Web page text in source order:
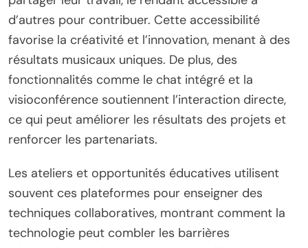
d’expérience en temps réel. Ces plateformes
permettent aux musiciens de différents lieux de
travailler ensemble sans effort, de partager des
fichiers et d’éditer des pistes simultanément.
Par exemple, les logiciels basés sur le cloud
permettent aux artistes de télécharger et de
partager leur travail, le rendant accessible à
favorise la créativité et l’innovation, menant à des
résultats musicaux uniques. De plus, des
fonctionnalités comme le chat intégré et la
visioconférence soutiennent l’interaction directe,